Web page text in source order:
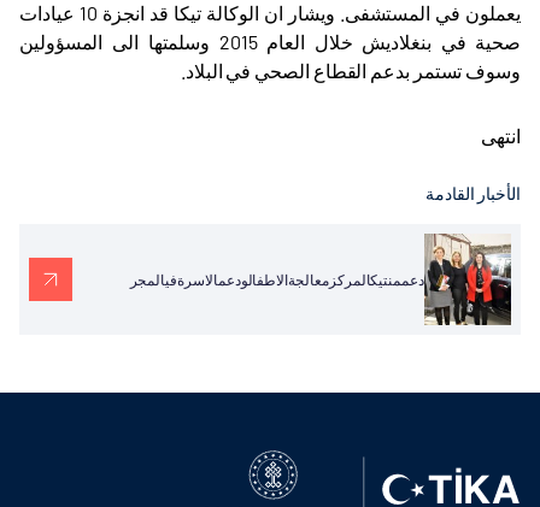
يعملون في المستشفى. ويشار ان الوكالة تيكا قد انجزة 10 عيادات
صحية في بنغلاديش خلال العام 2015 وسلمتها الى المسؤولين
وسوف تستمر بدعم القطاع الصحي في البلاد.
انتهى
الأخبار القادمة
دعممنتيكالمركزمعالجةالاطفالودعمالاسرةفيالمجر